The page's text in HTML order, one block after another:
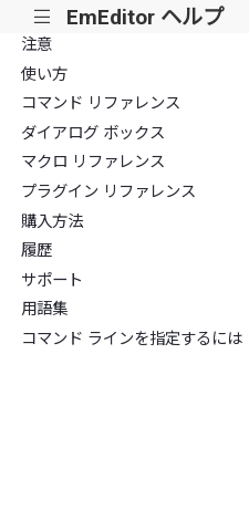
||| EmEditor ヘルプ
注意
使い方
コマンド リファレンス
ダイアログ ボックス
マクロ リファレンス
プラグイン リファレンス
購入方法
履歴
サポート
用語集
コマンド ラインを指定するには